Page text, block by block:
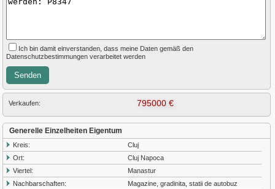
Ich bin damit einverstanden, dass meine Daten gemäß den
Datenschutzbestimmungen verarbeitet werden
Verkaufen: 795000 €
Generelle Einzelheiten Eigentum
Kreis:
Cluj
Ort:
Cluj Napoca
Viertel:
Manastur
Nachbarschaften:
Magazine, gradinita, statii de autobuz